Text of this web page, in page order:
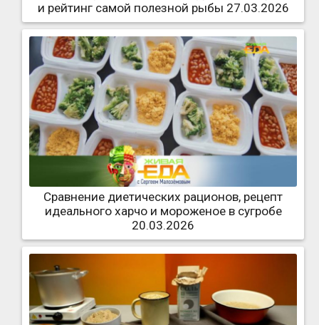
и рейтинг самой полезной рыбы 27.03.2026
Сравнение диетических рационов, рецепт
идеального харчо и мороженое в сугробе
20.03.2026